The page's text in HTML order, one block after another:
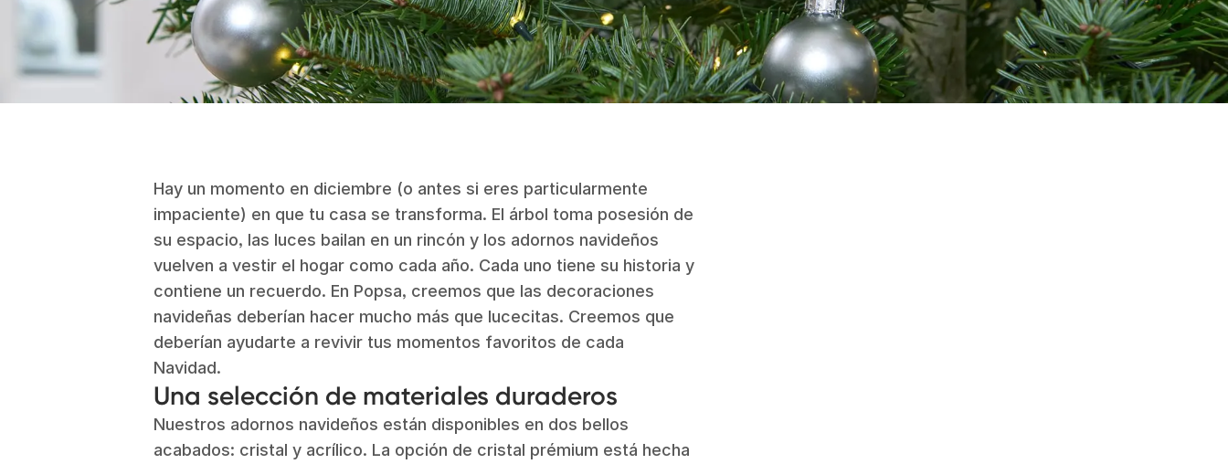
Hay un momento en diciembre (o antes si eres particularmente
impaciente) en que tu casa se transforma. El árbol toma posesión de
su espacio, las luces bailan en un rincón y los adornos navideños
vuelven a vestir el hogar como cada año. Cada uno tiene su historia y
contiene un recuerdo. En Popsa, creemos que las decoraciones
navideñas deberían hacer mucho más que lucecitas. Creemos que
deberían ayudarte a revivir tus momentos favoritos de cada
Navidad.
Una selección de materiales duraderos
Nuestros adornos navideños están disponibles en dos bellos
acabados: cristal y acrílico. La opción de cristal prémium está hecha